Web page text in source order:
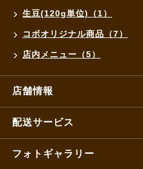
生豆(120g単位)（1）
コボオリジナル商品（7）
店内メニュー（5）
店舗情報
配送サービス
フォトギャラリー